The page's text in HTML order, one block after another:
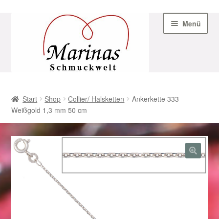
Navigation
Menü
AGB
Beispiel-Seite
Datenschutz
Geschenke zu Ostern 2023
Geschenke zu Ostern 2024
Start Shop Collier/ Halsketten
Ankerkette 333
Weißgold 1,3 mm 50 cm